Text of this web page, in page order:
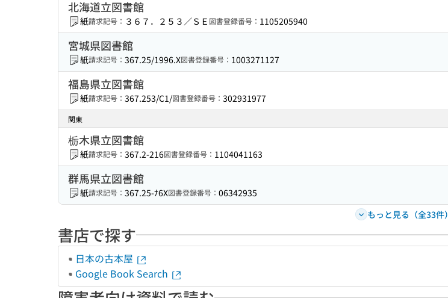
北海道立図書館
紙請求記号： ３６７．２５３／ＳＥ 図書登録番号： 1105205940
宮城県図書館
紙請求記号： 367.25/1996.X図書登録番号： 1003271127
福島県立図書館
紙請求記号： 367.253/C1/図書登録番号： 302931977
関東
栃木県立図書館
紙請求記号： 367.2-216図書登録番号： 1104041163
群馬県立図書館
紙請求記号： 367.25-ﾅ6X図書登録番号： 06342935
もっと見る（全33件）
書店で探す
日本の古本屋
Google Book Search